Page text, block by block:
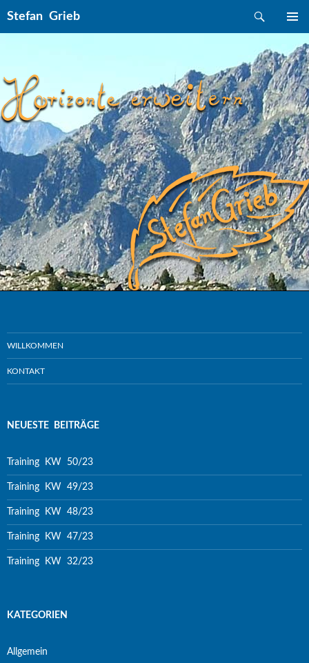
Stefan Grieb
WILLKOMMEN
KONTAKT
NEUESTE BEITRÄGE
Training KW 50/23
Training KW 49/23
Training KW 48/23
Training KW 47/23
Training KW 32/23
KATEGORIEN
Allgemein